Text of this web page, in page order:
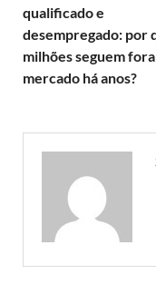
qualificado e
desempregado: por
milhões seguem
mercado há anos?